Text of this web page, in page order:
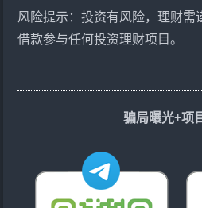
风险提示：投资有风险，理财需
借款参与任何投资理财项目。
骗局曝光+项